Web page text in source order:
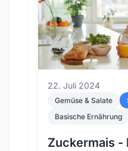
22. Juli 2024
Gemüse & Salate
Basische Ernährung
Zuckermais -